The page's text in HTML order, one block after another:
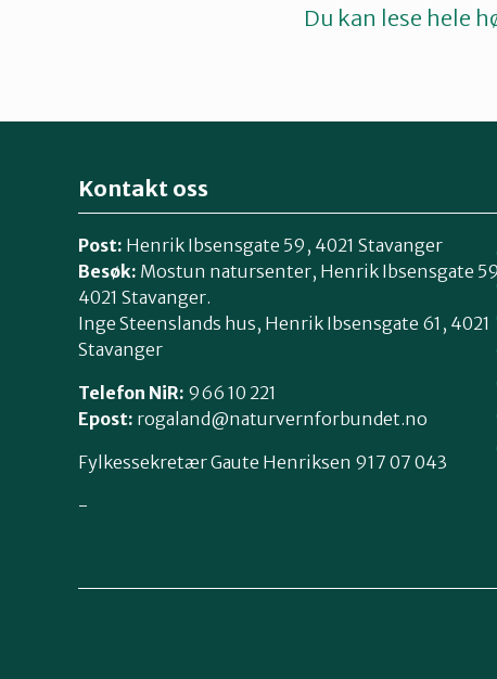
Du kan lese hele
Kontakt oss
Post: Henrik Ibsensgate 59, 4021 Stavanger
Besøk: Mostun natursenter, Henrik Ibsensgate
4021 Stavanger.
Inge Steenslands hus, Henrik Ibsensgate 61, 4021
Stavanger
Telefon NiR: 966 10 221
Epost: rogaland@naturvernforbundet.no
Fylkessekretær Gaute Henriksen 917 07 043
-